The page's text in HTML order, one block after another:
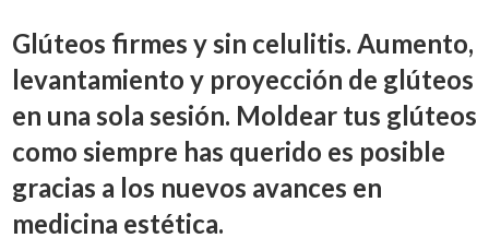
Glúteos firmes y sin celulitis. Aumento,
levantamiento y proyección de glúteos
en una sola sesión. Moldear tus glúteos
como siempre has querido es posible
gracias a los nuevos avances en
medicina estética.